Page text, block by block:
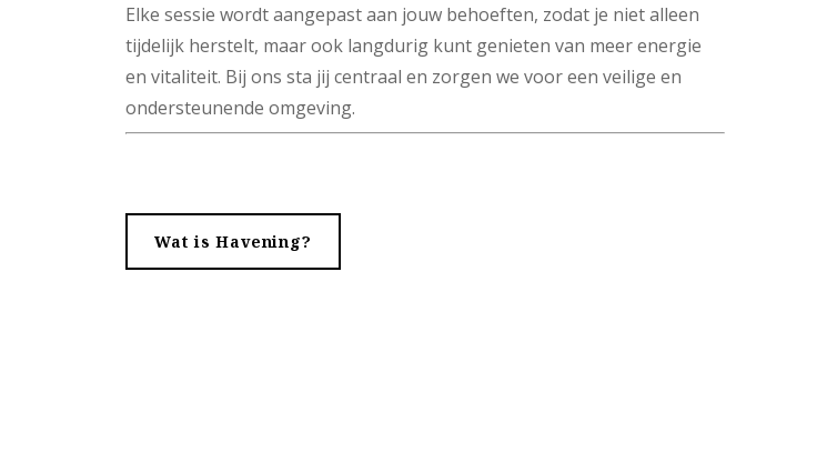
Elke sessie wordt aangepast aan jouw behoeften, zodat je niet alleen
tijdelijk herstelt, maar ook langdurig kunt genieten van meer energie
en vitaliteit. Bij ons sta jij centraal en zorgen we voor een veilige en
ondersteunende omgeving.
Wat is Havening?